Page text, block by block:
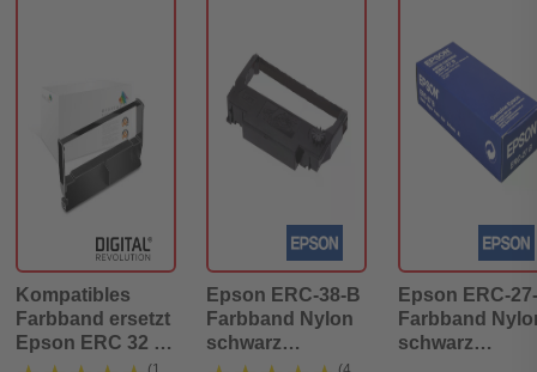
Kompatibles
Farbband ersetzt
Epson ERC 32 B
C43SO15371
Epson ERC-38-B
Farbband Nylon
schwarz
(C43S015374)
Epson ERC-
Farbband
schwarz